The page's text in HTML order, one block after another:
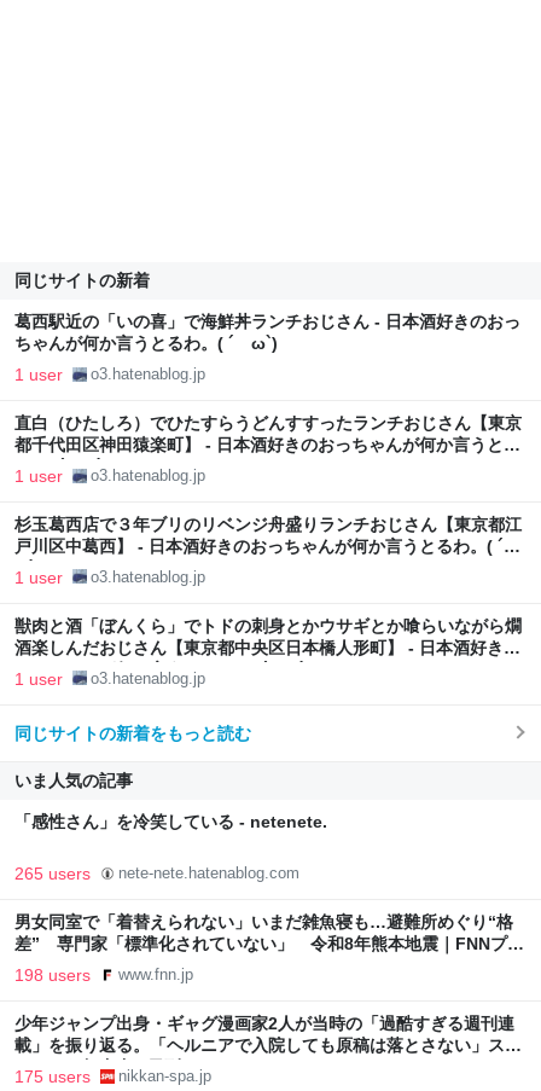
同じサイトの新着
葛西駅近の「いの喜」で海鮮丼ランチおじさん - 日本酒好きのおっ
ちゃんが何か言うとるわ。( ´ ω`)
1 user o3.hatenablog.jp
直白（ひたしろ）でひたすらうどんすすったランチおじさん【東京
都千代田区神田猿楽町】 - 日本酒好きのおっちゃんが何か言うとる
わ。( ´ ω`)
1 user o3.hatenablog.jp
杉玉葛西店で３年ブリのリベンジ舟盛りランチおじさん【東京都江
戸川区中葛西】 - 日本酒好きのおっちゃんが何か言うとるわ。( ´
ω`)
1 user o3.hatenablog.jp
獣肉と酒「ぼんくら」でトドの刺身とかウサギとか喰らいながら燗
酒楽しんだおじさん【東京都中央区日本橋人形町】 - 日本酒好きの
おっちゃんが何か言うとるわ。( ´ ω`)
1 user o3.hatenablog.jp
同じサイトの新着をもっと読む
いま人気の記事
「感性さん」を冷笑している - netenete.
265 users nete-nete.hatenablog.com
男女同室で「着替えられない」いまだ雑魚寝も…避難所めぐり“格
差” 専門家「標準化されていない」 令和8年熊本地震｜FNNプラ
イムオンライン
198 users www.fnn.jp
少年ジャンプ出身・ギャグ漫画家2人が当時の「過酷すぎる週刊連
載」を振り返る。「ヘルニアで入院しても原稿は落とさない」スト
イックな舞台裏 | 日刊SPA!
175 users nikkan-spa.jp